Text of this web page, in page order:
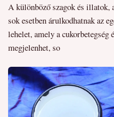
A különböző szagok és illatok,
sok esetben árulkodhatnak az
lehelet, amely a cukorbetegség
megjelenhet, so